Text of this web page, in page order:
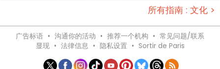
所有指南 : 文化 >
广告标语 • 沟通你的活动 • 推荐一个机构 • 常见问题/联系
显现 • 法律信息 • 隐私设置 • Sortir de Paris